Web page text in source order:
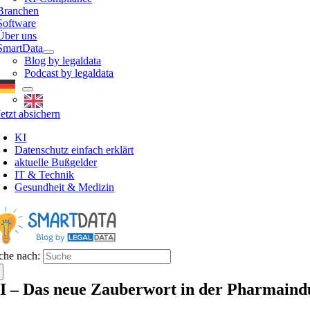
uns
Blog by legaldata
Podcast by legaldata
absichern
KI
Datenschutz einfach erklärt
aktuelle Bußgelder
IT & Technik
Gesundheit & Medizin
nach:
– Das neue Zauberwort in der